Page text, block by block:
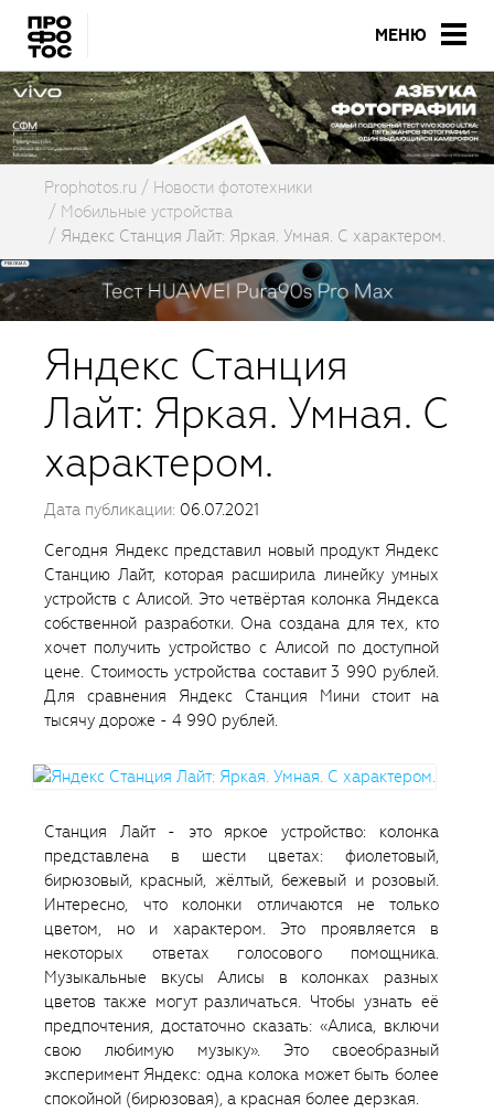
МЕНЮ
Prophotos.ru
Новости фототехники
Мобильные устройства
Яндекс Станция Лайт: Яркая. Умная. С характером.
Яндекс Станция
Лайт: Яркая. Умная. С
характером.
Дата публикации: 06.07.2021
Сегодня Яндекс представил новый продукт Яндекс
Станцию Лайт, которая расширила линейку умных
устройств с Алисой. Это четвёртая колонка Яндекса
собственной разработки. Она создана для тех, кто
хочет получить устройство с Алисой по доступной
цене. Стоимость устройства составит 3 990 рублей.
Для сравнения Яндекс Станция Мини стоит на
тысячу дороже - 4 990 рублей.
Станция Лайт - это яркое устройство: колонка
представлена в шести цветах: фиолетовый,
бирюзовый, красный, жёлтый, бежевый и розовый.
Интересно, что колонки отличаются не только
цветом, но и характером. Это проявляется в
некоторых ответах голосового помощника.
Музыкальные вкусы Алисы в колонках разных
цветов также могут различаться. Чтобы узнать её
предпочтения, достаточно сказать: «Алиса, включи
свою любимую музыку». Это своеобразный
эксперимент Яндекс: одна колока может быть более
спокойной (бирюзовая), а красная более дерзкая.